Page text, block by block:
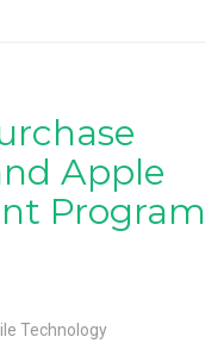
Apple
Program
Technology